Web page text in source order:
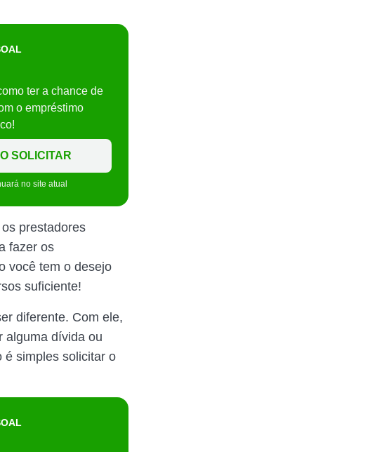
ter a chance de
o empréstimo
SOLICITAR
no site atual
prestadores
fazer os
você tem o desejo
suficiente!
diferente. Com ele,
alguma dívida ou
é simples solicitar o